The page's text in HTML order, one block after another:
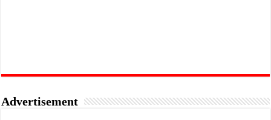
Advertisement